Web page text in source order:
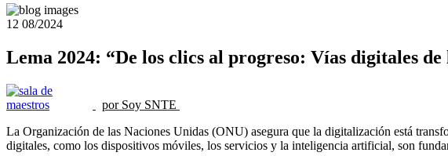
12 08/2024
Lema 2024: “De los clics al progreso: Vías digitales
por Soy SNTE
La Organización de las Naciones Unidas (ONU) asegura que la digitalización está
digitales, como los dispositivos móviles, los servicios y la inteligencia artificial, son